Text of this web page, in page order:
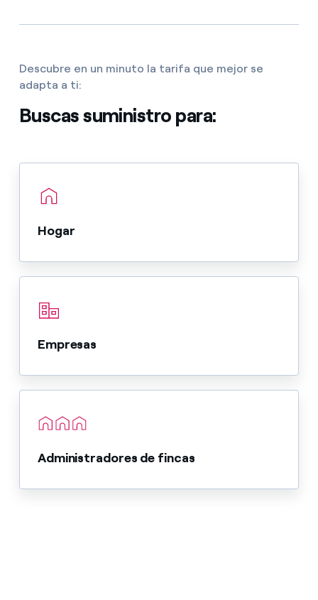
Descubre en un minuto la tarifa que mejor se
adapta a ti:
Buscas suministro para:
Hogar
Empresas
Administradores de fincas